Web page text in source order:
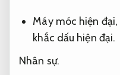
Máy móc hiện đại,
khắc dấu hiện đại.
Nhân sự.